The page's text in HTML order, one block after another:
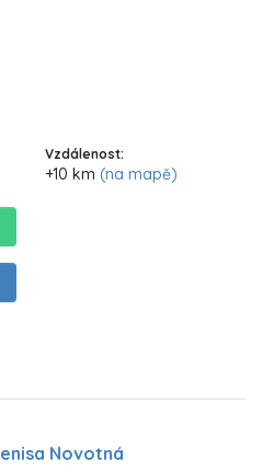
Vzdálenost:
+10 km (na mapě)
Novotná